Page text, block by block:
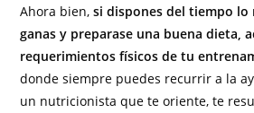
Ahora bien,si dispones del tiempo lo
ganas y preparase una buena dieta,
requerimientos físicos de tu
donde siempre puedes recurrir a la
un nutricionista que te oriente, te